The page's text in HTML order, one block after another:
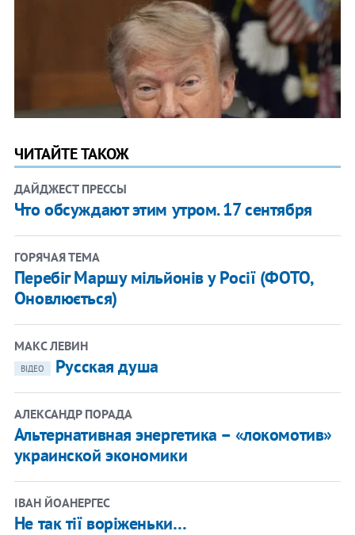
ЧИТАЙТЕ ТАКОЖ
ДАЙДЖЕСТ ПРЕССЫ
Что обсуждают этим утром. 17 сентября
ГОРЯЧАЯ ТЕМА
Перебіг Маршу мільйонів у Росії (ФОТО,
Оновлюється)
МАКС ЛЕВИН
ВІДЕО Русская душа
АЛЕКСАНДР ПОРАДА
Альтернативная энергетика – «локомотив»
украинской экономики
ІВАН ЙОАНЕРГЕС
Не так тії воріженьки…